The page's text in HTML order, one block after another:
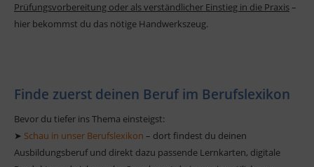
Prüfungsvorbereitung oder als verständlicher Einstieg in die Praxis–
hier bekommst du das nötige Handwerkszeug.
Finde zuerst deinen Beruf im Berufslexikon
Bevor du tiefer ins Thema einsteigst:
➤ Schau in unser Berufslexikon – dort findest du deinen
Ausbildungsberuf und direkt dazu passende Lernkarten, digitale